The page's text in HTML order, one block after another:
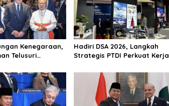
Kenegaraan,
Telusuri
Hadiri DSA 2026, Langkah
Strategis PTDI Perkuat Kerja
dengan Malaysia